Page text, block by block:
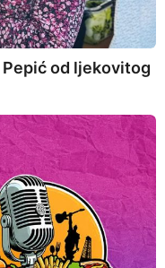
Pepić od ljekovitog